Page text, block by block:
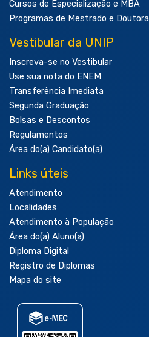
Cursos de Especialização e MBA
Programas de Mestrado e
Vestibular da UNIP
Inscreva-se no Vestibular
Use sua nota do ENEM
Transferência Imediata
Segunda Graduação
Bolsas e Descontos
Regulamentos
Área do(a) Candidato(a)
Links úteis
Atendimento
Localidades
Atendimento à População
Área do(a) Aluno(a)
Diploma Digital
Registro de Diplomas
Mapa do site